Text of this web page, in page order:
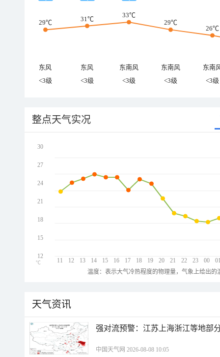
29℃
31℃
33℃
29℃
26℃
东风 东风 东南风 东南风
东南
<3级
<3级 <3级 <3级 <3级
整点天气实况
11 12 13 14 15 16 17 18 19 20 21 22 23 00
30
27
24
21
18
15
12
℃
温度：表示大气冷热程度的物理量，气象上给出
天气资讯
强对流预警：江苏上海浙江等地部
中国天气网 2026-08-08 10:05